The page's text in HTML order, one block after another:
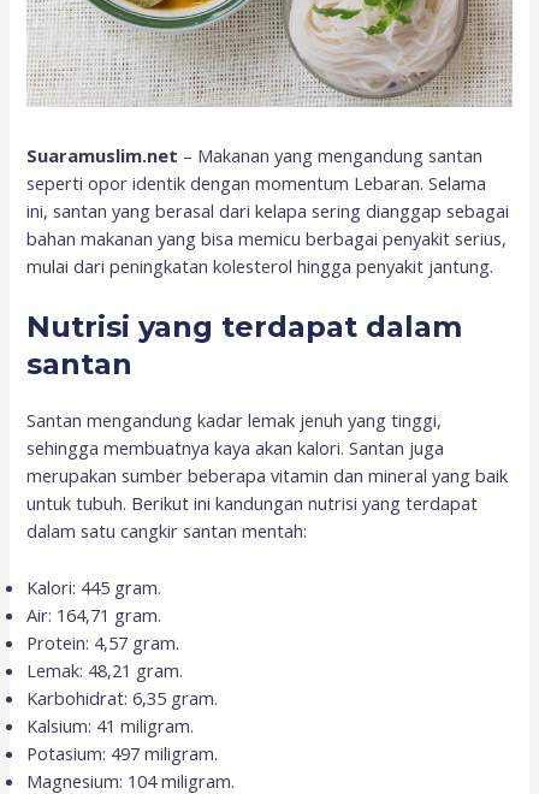
Suaramuslim.net – Makanan yang mengandung santan
seperti opor identik dengan momentum Lebaran. Selama
ini, santan yang berasal dari kelapa sering dianggap sebagai
bahan makanan yang bisa memicu berbagai penyakit serius,
mulai dari peningkatan kolesterol hingga penyakit jantung.
Nutrisi yang terdapat dalam
santan
Santan mengandung kadar lemak jenuh yang tinggi,
sehingga membuatnya kaya akan kalori. Santan juga
merupakan sumber beberapa vitamin dan mineral yang baik
untuk tubuh. Berikut ini kandungan nutrisi yang terdapat
dalam satu cangkir santan mentah:
Kalori: 445 gram.
Air: 164,71 gram.
Protein: 4,57 gram.
Lemak: 48,21 gram.
Karbohidrat: 6,35 gram.
Kalsium: 41 miligram.
Potasium: 497 miligram.
Magnesium: 104 miligram.